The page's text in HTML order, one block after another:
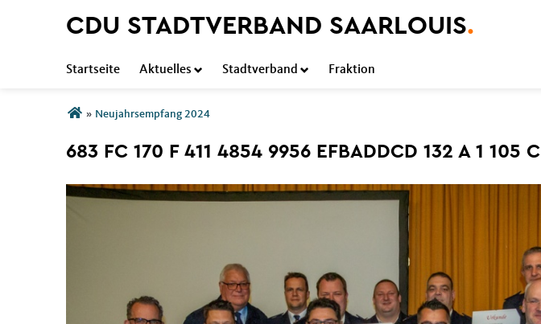
CDU STADTVERBAND SAARLOUIS.
Startseite Aktuelles Stadtverband Fraktion
Sie sind hier
» Neujahrsempfang 2024
683 FC 170 F 411 4854 9956 EFBADDCD 132 A 1 105 C